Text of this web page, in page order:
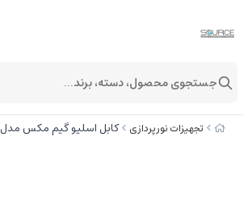
تجهیزات نورپردازی کابل اسلیو گیم مکس مدل MB 24Pin Black
جستجوی محصول، دسته، برند...